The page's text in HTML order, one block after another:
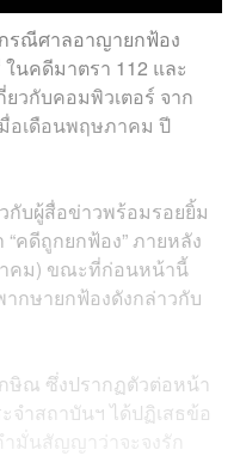
รณีศาลอาญายกฟ้อง
นคดีมาตรา 112 และ
วกับคอมพิวเตอร์ จาก
อเดือนพฤษภาคม ปี
กับผู้สื่อข่าวพร้อมรอยยิ้ม
คดีถูกยกฟ้อง” ภายหลัง
คม) ขณะที่ก่อนหน้านี้
กษายกฟ้องดังกล่าวกับ
กษิณ ซึ่งปรากฏตัวต่อหน้า
จำสถาบันฯ ได้ปฏิเสธข้อ
ำมั่นสัญญาว่าจะจงรัก